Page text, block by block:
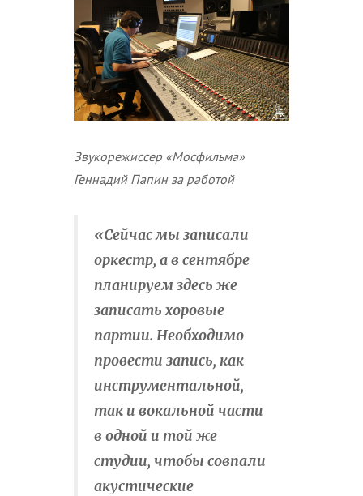
Звукорежиссер «Мосфильма»
Геннадий Папин за работой
«Сейчас мы записали
оркестр, а в сентябре
планируем здесь же
записать хоровые
партии. Необходимо
провести запись, как
инструментальной,
так и вокальной части
в одной и той же
студии, чтобы совпали
акустические